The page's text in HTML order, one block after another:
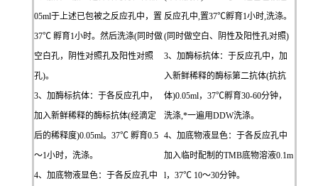
05ml于上述已包被之反应孔中，置
37℃ 孵育1小时。然后洗涤(同时做
空白孔，阴性对照孔及阳性对照
孔)。
3、加酶标抗体：于各反应孔中，
加入新鲜稀释的酶标抗体(经滴定
后的稀释度)0.05ml。37℃ 孵育0.5
～1小时，洗涤。
4、加底物液显色：于各反应孔中
反应孔中,置37℃孵育1小时,洗涤。
(同时做空白、阴性及阳性孔对照)
3、加酶标抗体：于反应孔中，加
入新鲜稀释的酶标第二抗体(抗抗
体)0.05ml，37℃孵育30-60分钟，
洗涤,*一遍用DDW洗涤。
4、加底物液显色：于各反应孔中
加入临时配制的TMB底物溶液0.1m
l，37℃ 10～30分钟。